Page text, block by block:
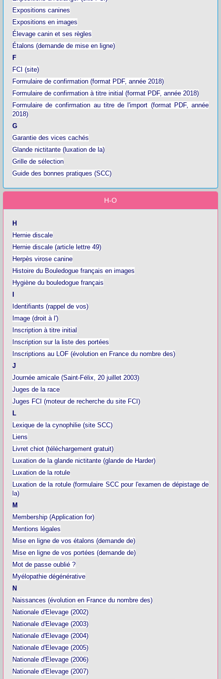
Expositions canines
Expositions en images
Élevage canin et ses règles
Étalons (demande de mise en ligne)
F
FCI (site)
Formulaire de confirmation (format PDF, année 2018)
Formulaire de confirmation à titre initial (format PDF, année 2018)
Formulaire de confirmation au titre de l'import (format PDF, année
2018)
G
Garantie des vices cachés
Glande nictitante (luxation de la)
Grille de sélection
Guide des bonnes pratiques (SCC)
H-O
H
Hernie discale
Hernie discale (article lettre 49)
Herpès virose canine
Histoire du Bouledogue français en images
Hygiène du bouledogue français
Identifiants (rappel de vos)
Image (droit à l')
Inscription à titre initial
Inscription sur la liste des portées
Inscriptions au LOF (évolution en France du nombre des)
J
Journée amicale (Saint-Félix, 20 juillet 2003)
Juges de la race
Juges FCI (moteur de recherche du site FCI)
L
Lexique de la cynophilie (site SCC)
Liens
Livret chiot (téléchargement gratuit)
Luxation de la glande nictitante (glande de Harder)
Luxation de la rotule
Luxation de la rotule (formulaire SCC pour l'examen de dépistage de
la)
M
Membership (Application for)
Mentions légales
Mise en ligne de vos étalons (demande de)
Mise en ligne de vos portées (demande de)
Mot de passe oublié ?
Myélopathie dégénérative
N
Naissances (évolution en France du nombre des)
Nationale d'Elevage (2002)
Nationale d'Elevage (2003)
Nationale d'Elevage (2004)
Nationale d'Elevage (2005)
Nationale d'Elevage (2006)
Nationale d'Elevage (2007)